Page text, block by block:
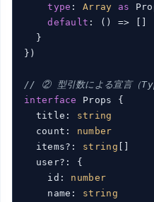
type : Array as
default : () =>
  }
})
// ② 型引数による宣言（
interface
Props {
  title:
string
  count:
number
  items?:
string
  user?: {
    id:
number
    name:
string